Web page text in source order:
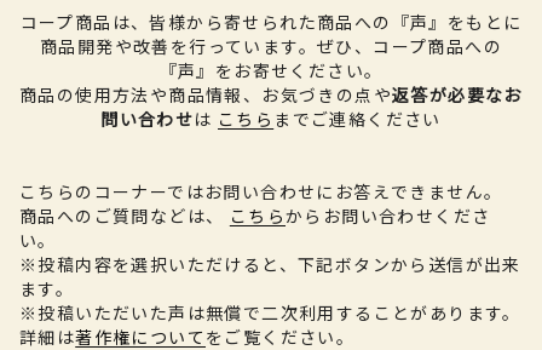
コープ商品は、皆様から寄せられた商品への『声』をもとに
商品開発や改善を行っています。 ぜひ、コープ商品への
『声』をお寄せください。
商品の使用方法や商品情報、お気づきの点や返答が必要なお
問い合わせは こちら までご連絡ください
こちらのコーナーではお問い合わせにお答えできません。
商品へのご質問などは、
こちらからお問い合わせくださ
い。
※投稿内容を選択いただけると、下記ボタンから送信が出来
ます。
※投稿いただいた声は無償で二次利用することがあります。
詳細は著作権について をご覧ください。